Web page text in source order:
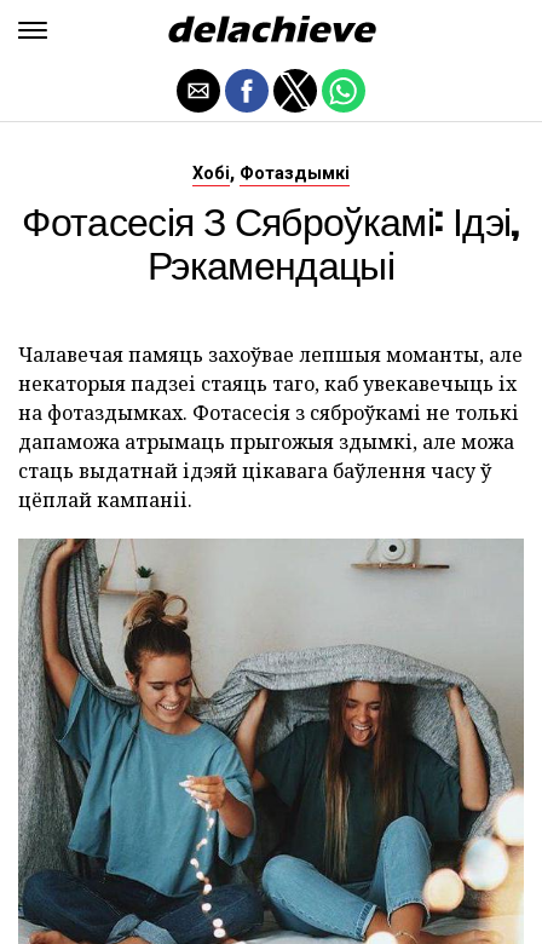
Хобі, Фотаздымкі
Фотасесія З Сяброўкамі: Ідэі,
Рэкамендацыі
Чалавечая памяць захоўвае лепшыя моманты, але
некаторыя падзеі стаяць таго, каб увекавечыць іх
на фотаздымках. Фотасесія з сяброўкамі не толькі
дапаможа атрымаць прыгожыя здымкі, але можа
стаць выдатнай ідэяй цікавага баўлення часу ў
цёплай кампаніі.